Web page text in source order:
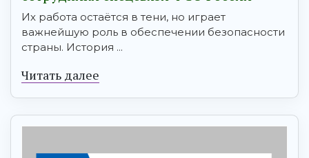
Их работа остаётся в тени, но играет
важнейшую роль в обеспечении безопасности
страны. История ...
Читать далее